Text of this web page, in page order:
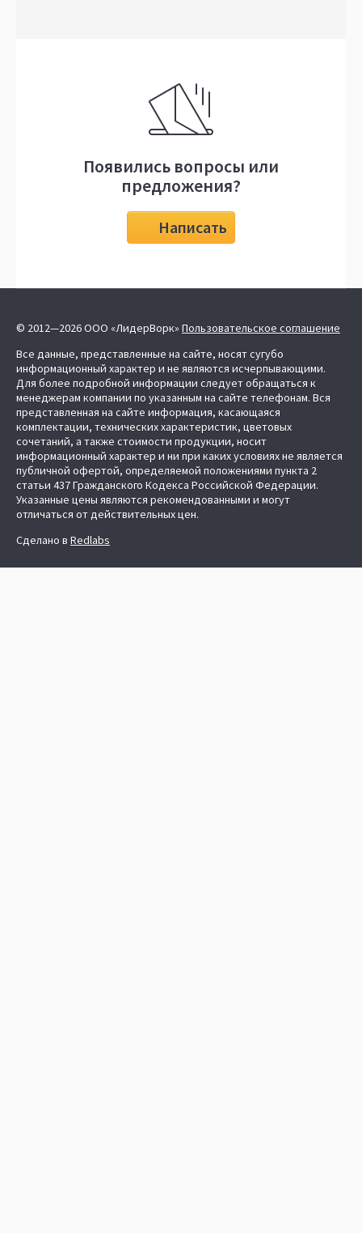
Появились вопросы или
предложения?
Написать
© 2012—2026 ООО «ЛидерВорк» Пользовательское соглашение
Все данные, представленные на сайте, носят сугубо
информационный характер и не являются исчерпывающими.
Для более подробной информации следует обращаться к
менеджерам компании по указанным на сайте телефонам. Вся
представленная на сайте информация, касающаяся
комплектации, технических характеристик, цветовых
сочетаний, а также стоимости продукции, носит
информационный характер и ни при каких условиях не является
публичной офертой, определяемой положениями пункта 2
статьи 437 Гражданского Кодекса Российской Федерации.
Указанные цены являются рекомендованными и могут
отличаться от действительных цен.
Сделано в Redlabs